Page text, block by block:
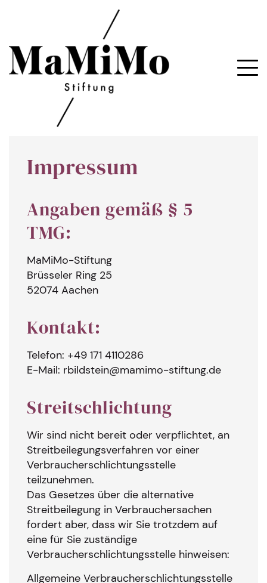
Impressum
Angaben gemäß § 5
TMG:
MaMiMo-Stiftung
Brüsseler Ring 25
52074 Aachen
Kontakt:
Telefon: +49 171 4110286
E-Mail: rbildstein@mamimo-stiftung.de
Streitschlichtung
Wir sind nicht bereit oder verpflichtet, an
Streitbeilegungsverfahren vor einer
Verbraucherschlichtungsstelle
teilzunehmen.
Das Gesetzes über die alternative
Streitbeilegung in Verbrauchersachen
fordert aber, dass wir Sie trotzdem auf
eine für Sie zuständige
Verbraucherschlichtungsstelle hinweisen:
Allgemeine Verbraucherschlichtungsstelle